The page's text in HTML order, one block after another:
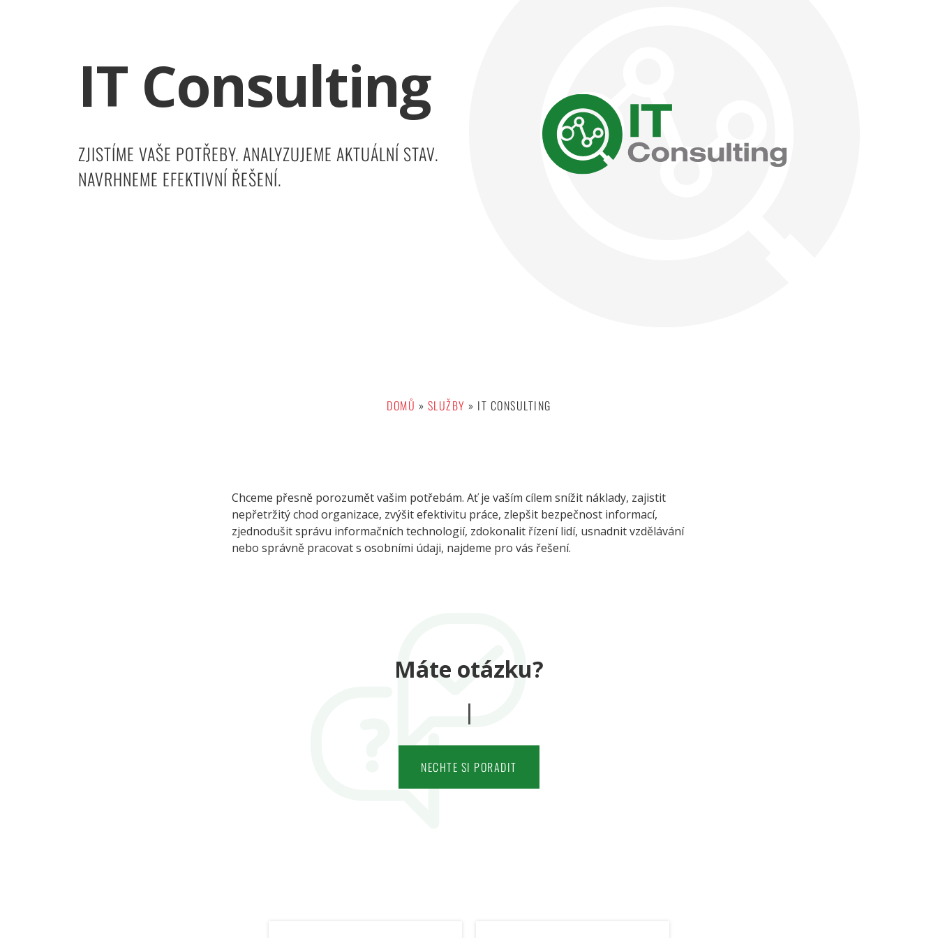
IT Consulting
ZJISTÍME VAŠE POTŘEBY. ANALYZUJEME AKTUÁLNÍ STAV.
NAVRHNEME EFEKTIVNÍ ŘEŠENÍ.
DOMŮ » SLUŽBY » IT CONSULTING
Chceme přesně porozumět vašim potřebám. Ať je vaším cílem snížit náklady, zajistit
nepřetržitý chod organizace, zvýšit efektivitu práce, zlepšit bezpečnost informací,
zjednodušit správu informačních technologií, zdokonalit řízení lidí, usnadnit vzdělávání
nebo správně pracovat s osobními údaji, najdeme pro vás řešení.
Máte otázku?
NECHTE SI PORADIT